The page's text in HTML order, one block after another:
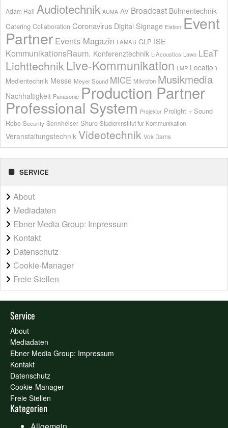
Adam Hall Audiotechnik AUMA AV Broadcast Bühnentechnik
Catering Collaboration Coronavirus Digital Signage Elation Event
Partner Events-Magazin FAMAB GLP ISE
KommunikationsRaum. Konferenztechnik L-Acoustics Lawo LEaT
Lichttechnik Live-Kommunikation LMP Location
Medientechnik Messe Meyer Sound MICE Mikrofon Musikmedia
Nachhaltigkeit Panasonic Production Partner
Professional System Projektor Prolight + Sound
Robe Security Sennheiser Shure Studieninstitut für Kommunikation
Veranstaltungstechnik Videotechnik Vok Dams
SERVICE
About
Mediadaten
Ebner Media Group: Impressum
Kontakt
Datenschutz
Cookie-Manager
Freie Stellen
Service
About
Mediadaten
Ebner Media Group: Impressum
Kontakt
Datenschutz
Cookie-Manager
Freie Stellen
Kategorien